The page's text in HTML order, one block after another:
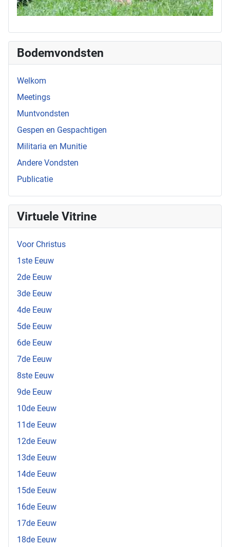
Bodemvondsten
Welkom
Meetings
Muntvondsten
Gespen en Gespachtigen
Militaria en Munitie
Andere Vondsten
Publicatie
Virtuele Vitrine
Voor Christus
1ste Eeuw
2de Eeuw
3de Eeuw
4de Eeuw
5de Eeuw
6de Eeuw
7de Eeuw
8ste Eeuw
9de Eeuw
10de Eeuw
11de Eeuw
12de Eeuw
13de Eeuw
14de Eeuw
15de Eeuw
16de Eeuw
17de Eeuw
18de Eeuw